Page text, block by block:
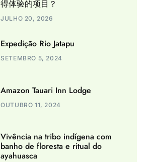
得体验的项目？
JULHO 20, 2026
Expedição Rio Jatapu
SETEMBRO 5, 2024
Amazon Tauari Inn Lodge
OUTUBRO 11, 2024
Vivência na tribo indígena com
banho de floresta e ritual do
ayahuasca